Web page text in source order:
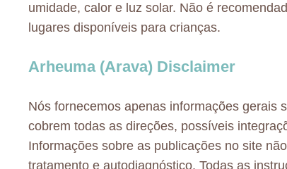
umidade, calor e luz solar. Não é
lugares disponíveis para crianças.
Arheuma (Arava) Disclaimer
Nós fornecemos apenas informações gerais
cobrem todas as direções, possíveis
Informações sobre as publicações no site
tratamento e autodiagnóstico. Todas as